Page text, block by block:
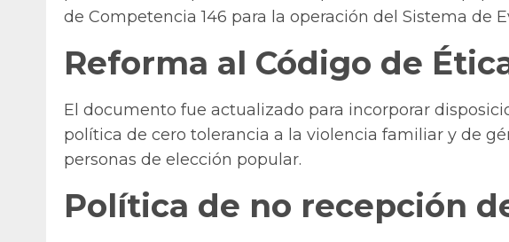
de Competencia 146 para la operación del Sistema de
Reforma al Código de
El documento fue actualizado para incorporar
política de cero tolerancia a la violencia familiar y de
personas de elección popular.
Política de no recepción